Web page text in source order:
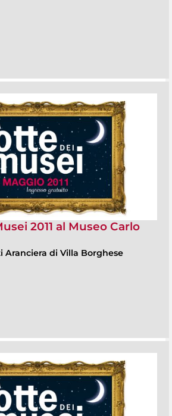
2011 al Museo Carlo
Aranciera di Villa Borghese